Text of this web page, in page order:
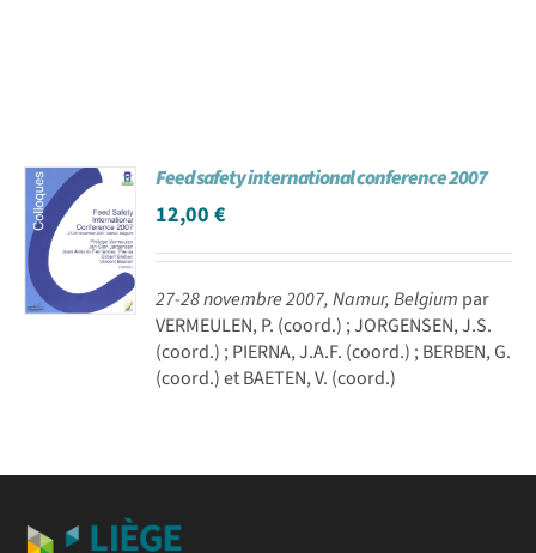
Feed safety international conference 2007
12,00€
27-28 novembre 2007, Namur, Belgium par
VERMEULEN, P. (coord.) ; JORGENSEN, J.S.
(coord.) ; PIERNA, J.A.F. (coord.) ; BERBEN, G.
(coord.) et BAETEN, V. (coord.)